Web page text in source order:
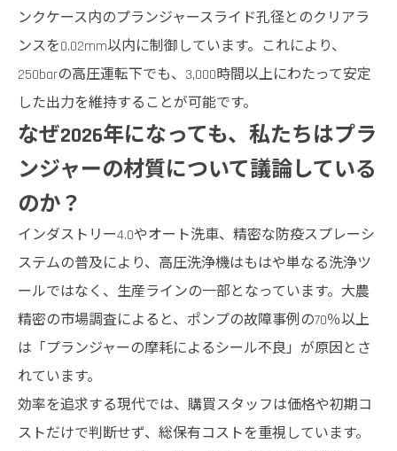
ンクケース内のプランジャースライド孔径とのクリアラ
ンスを0.02mm以内に制御しています。これにより、
250barの高圧運転下でも、3,000時間以上にわたって安定
した出力を維持することが可能です。
なぜ2026年になっても、私たちはプラ
ンジャーの材質について議論している
のか？
インダストリー4.0やオート洗車、精密な防疫スプレーシ
ステムの普及により、高圧洗浄機はもはや単なる洗浄ツ
ールではなく、生産ラインの一部となっています。大農
精密の市場調査によると、ポンプの故障事例の70％以上
は「プランジャーの摩耗によるシール不良」が原因とさ
れています。
効率を追求する現代では、購買スタッフは価格や初期コ
ストだけで判断せず、総保有コストを重視しています。